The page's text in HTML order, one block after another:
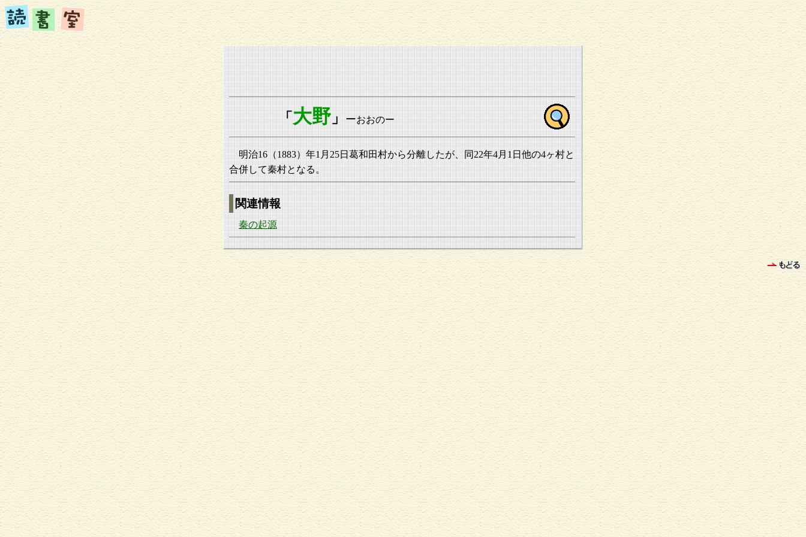
「 大野」 ーおおのー
明治16（1883）年1月25日葛和田村から分離したが、同22年4月1日他の4ヶ村と
合併して秦村となる。
関連情報
秦の起源